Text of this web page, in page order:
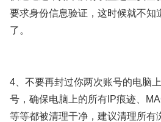
要求身份信息验证，这时候就不知
了。
4、不要再封过你两次账号的电脑
号，确保电脑上的所有IP痕迹、
等等都被清理干净，建议清理所有